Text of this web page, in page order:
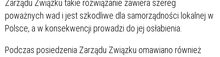
Zarządu Związku takie rozwiązanie zawiera szereg
poważnych wad i jest szkodliwe dla samorządności lokalnej w
Polsce, a w konsekwencji prowadzi do jej osłabienia.
Podczas posiedzenia Zarządu Związku omawiano również